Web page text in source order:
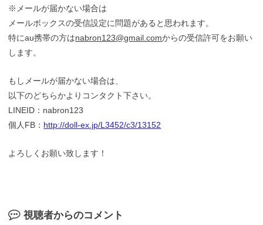
※メールが届かない場合は
メールボックスの受信設定に問題があると思われます。
特にau携帯の方はnabron123@gmail.comからの受信許可をお願い
します。
もしメールが届かない場合は、
以下のどちらかよりコンタクト下さい。
LINEID：nabron123
個人FB： http://doll-ex.jp/L3452/c3/13152
よろしくお願い致します！
視聴者からのコメント